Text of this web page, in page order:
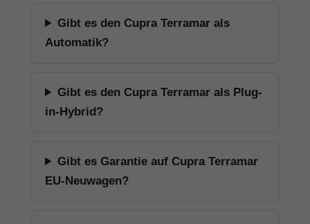
Gibt es den Cupra Terramar als
Automatik?
Gibt es den Cupra Terramar als Plug-
in-Hybrid?
Gibt es Garantie auf Cupra Terramar
EU-Neuwagen?